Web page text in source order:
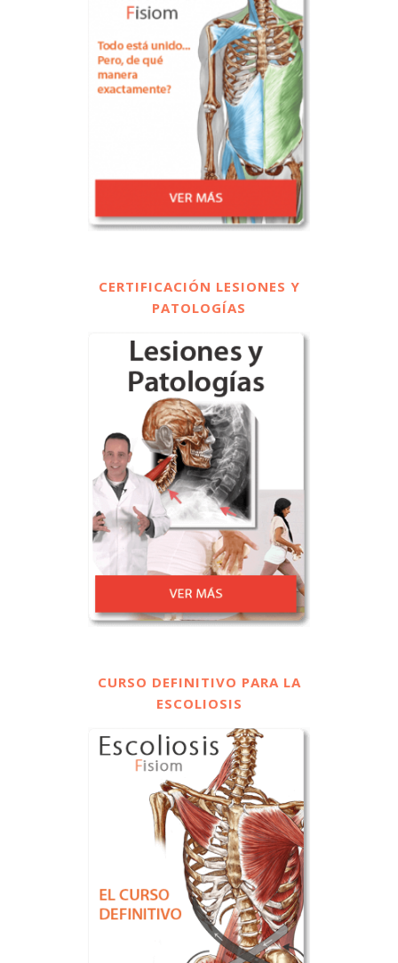
CERTIFICACIÓN LESIONES Y
PATOLOGÍAS
CURSO DEFINITIVO PARA LA
ESCOLIOSIS